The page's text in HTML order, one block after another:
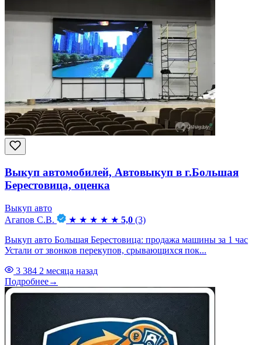
Выкуп автомобилей, Автовыкуп в г.Большая
Берестовица, оценка
Выкуп авто
Агапов С.В.
★ ★ ★ ★ ★ 5,0 (3)
Выкуп авто Большая Берестовица: продажа машины за 1 час
Устали от звонков перекупов, срывающихся пок...
3 384 2 месяца назад
Подробнее→